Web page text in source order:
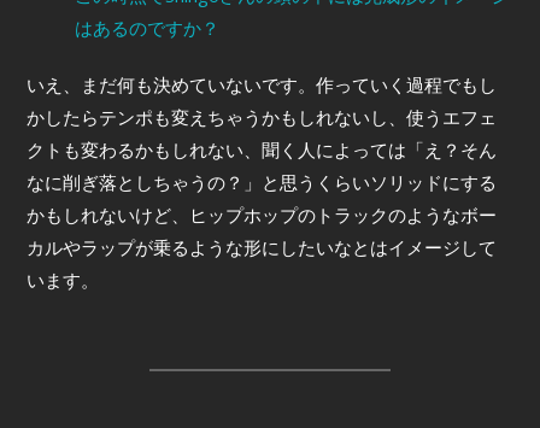
はあるのですか？
いえ、まだ何も決めていないです。作っていく過程でもし
かしたらテンポも変えちゃうかもしれないし、使うエフェ
クトも変わるかもしれない、聞く人によっては「え？そん
なに削ぎ落としちゃうの？」と思うくらいソリッドにする
かもしれないけど、ヒップホップのトラックのようなボー
カルやラップが乗るような形にしたいなとはイメージして
います。